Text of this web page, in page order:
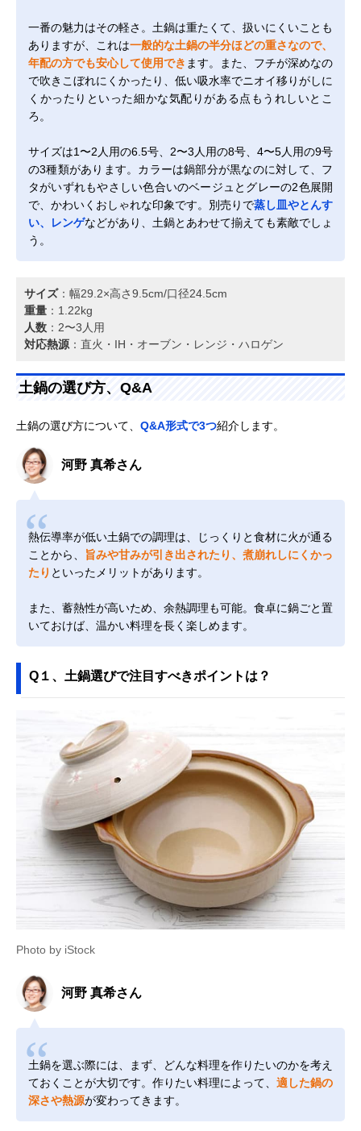
一番の魅力はその軽さ。土鍋は重たくて、扱いにくいことも
ありますが、これは一般的な土鍋の半分ほどの重さなので、
年配の方でも安心して使用でき ます。また、フチが深めなの
で吹きこぼれにくかったり、低い吸水率でニオイ移りがしに
くかったりといった細かな気配りがある点もうれしいとこ
ろ。
サイズは1〜2人用の6.5号、2〜3人用の8号、4〜5人用の9号
の3種類があります。カラーは鍋部分が黒なのに対して、フ
タがいずれもやさしい色合いのベージュとグレーの2色展開
で、かわいくおしゃれな印象です。別売りで蒸し皿やとんす
い、レンゲなどがあり、土鍋とあわせて揃えても素敵でしょ
う。
サイズ：幅29.2×高さ9.5cm/口径24.5cm
重量 ：1.22kg
人数 ：2〜3人用
対応熱源 ：直火・IH・オーブン・レンジ・ハロゲン
土鍋の選び方、Q&A
土鍋の選び方について、 Q&A形式で3つ紹介します。
河野 真希さん
熱伝導率が低い土鍋での調理は、じっくりと食材に火が通る
ことから、
旨みや甘みが引き出されたり、煮崩れしにくかっ
たり といったメリットがあります。
また、蓄熱性が高いため、余熱調理も可能。食卓に鍋ごと置
いておけば、温かい料理を長く楽しめます。
Q１、土鍋選びで注目すべきポイントは？
Photo by iStock
河野 真希さん
土鍋を選ぶ際には、まず、どんな料理を作りたいのかを考え
ておくことが大切です。作りたい料理によって、 適した鍋の
深さや熱源が変わってきます。